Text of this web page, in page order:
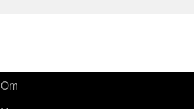
Om